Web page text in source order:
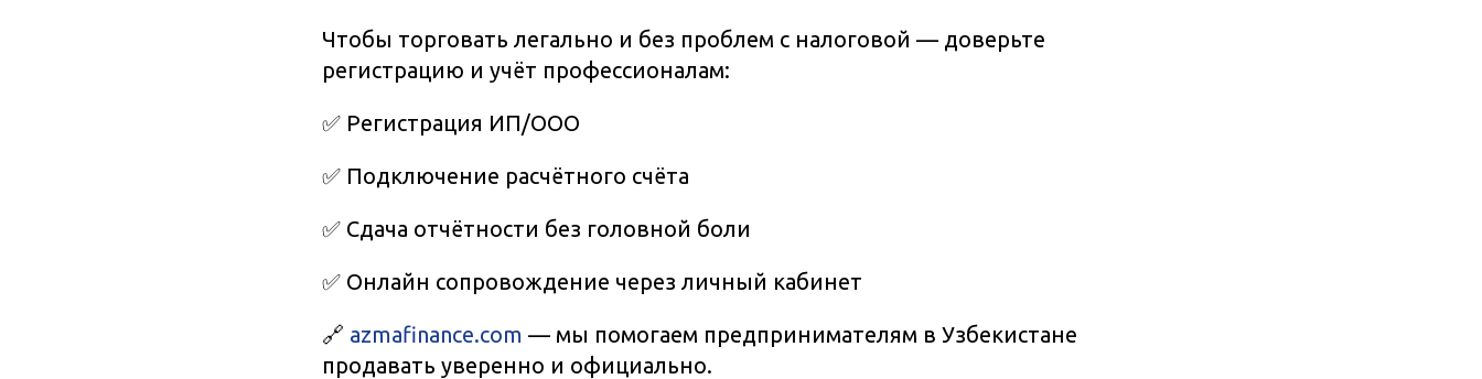
Чтобы торговать легально и без проблем с налоговой — доверьте
регистрацию и учёт профессионалам:
✅ Регистрация ИП/ООО
✅ Подключение расчётного счёта
✅ Сдача отчётности без головной боли
✅ Онлайн сопровождение через личный кабинет
🔗 azmafinance.com — мы помогаем предпринимателям в Узбекистане
продавать уверенно и официально.